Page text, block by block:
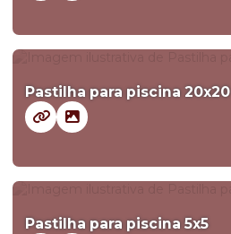
Pastilha para piscina 20x20
Pastilha para piscina 5x5